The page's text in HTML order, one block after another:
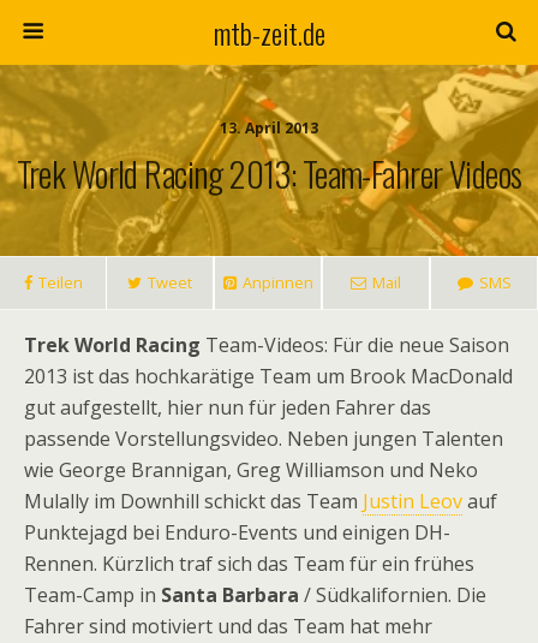
mtb-zeit.de
13. April 2013
Trek World Racing 2013: Team-Fahrer Videos
Teilen Tweet Anpinnen Mail SMS
Trek World Racing Team-Videos: Für die neue Saison
2013 ist das hochkarätige Team um Brook MacDonald
gut aufgestellt, hier nun für jeden Fahrer das
passende Vorstellungsvideo. Neben jungen Talenten
wie George Brannigan, Greg Williamson und Neko
Mulally im Downhill schickt das Team Justin Leovauf
Punktejagd bei Enduro-Events und einigen DH-
Rennen. Kürzlich traf sich das Team für ein frühes
Team-Camp in Santa Barbara / Südkalifornien. Die
Fahrer sind motiviert und das Team hat mehr